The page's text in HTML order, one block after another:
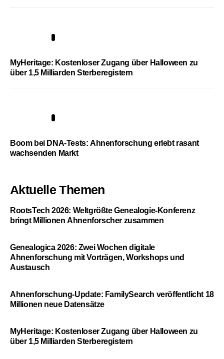
MyHeritage: Kostenloser Zugang über Halloween zu
über 1,5 Milliarden Sterberegistern
Boom bei DNA-Tests: Ahnenforschung erlebt rasant
wachsenden Markt
Aktuelle Themen
RootsTech 2026: Weltgrößte Genealogie-Konferenz
bringt Millionen Ahnenforscher zusammen
Genealogica 2026: Zwei Wochen digitale
Ahnenforschung mit Vorträgen, Workshops und
Austausch
Ahnenforschung-Update: FamilySearch veröffentlicht 18
Millionen neue Datensätze
MyHeritage: Kostenloser Zugang über Halloween zu
über 1,5 Milliarden Sterberegistern